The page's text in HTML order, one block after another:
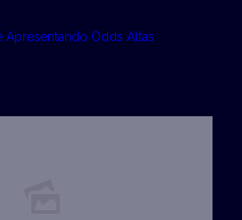
Apresentando Odds Altas